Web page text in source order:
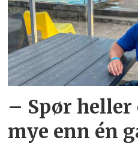
– Spør heller
mye enn én